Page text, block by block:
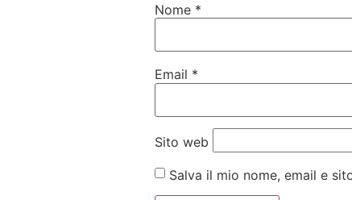
Nome *
Email *
Sito web
Salva il mio nome, email e